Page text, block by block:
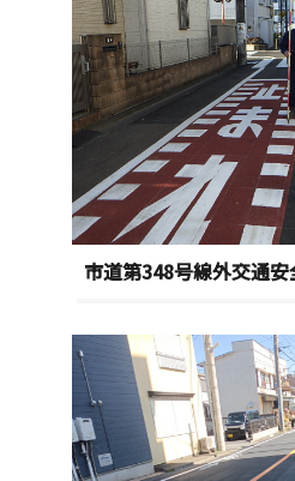
市道第348号線外交通